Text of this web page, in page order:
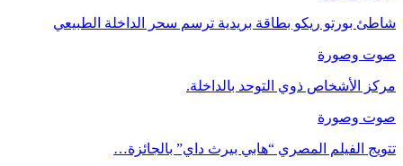
شاطئ بورتو ريكو بطاقة بريدية ترسم سحر الداخلة الطبيعي
صوت وصورة
مركز الأشخاص ذوي التوحد بالداخلة.
صوت وصورة
تتويج الفيلم المصري “هابي بيرث داي” بالجائزة…